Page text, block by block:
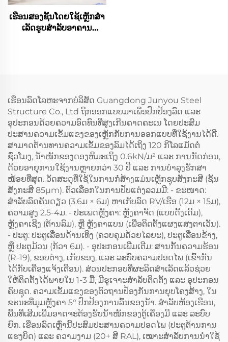
ເຮືອນສອງຊັ້ນໂດຍໃຊ້ເຫຼັກສໍາ
ເລັດຮູບສໍາລັບອາຄານ
ເຮືອນລົດໂລຫະຈາກບໍລິສັດ Guangdong Junyou Steel
Structure Co., Ltd ຖືກອອກແບບມາເພື່ອປົກປ້ອງລົດ ແລະ
ອຸປະກອນດ້ວຍຄວາມອົດທົນທີ່ສູງເກີນຄາດຄະເນ ໂດຍປະສົມ
ປະສານຄວາມເຂັ້ມແຂງຂອງເຫຼັກກັບການອອກແບບທີ່ໃຊ້ງານໄດ້ດີ.
ສາມາດຕ້ານທານຄວາມເຂັ້ມຂອງລົມໄດ້ເຖິງ 120 ກິໂລແມັດຕໍ່
ຊົ່ວໂມງ, ນ້ຳໜັກຂອງດອງຫິມະເຖິງ 0.6kN/ມ² ແລະ ການກັດກ່ອນ,
ດ້ວຍອາຍຸການໃຊ້ງານຫຼາຍກວ່າ 30 ປີ ແລະ ການບຳລຸງຮັກສາ
ໜ້ອຍທີ່ສຸດ. ວັດສະດຸທີ່ໃຊ້ໃນການກໍ່ສ້າງແມ່ນເຫຼັກຊຸບສັງກະສີ (ຊັ້ນ
ສັງກະສີ 85μm). ຕົວເລືອກໃນການປັບແຕ່ງລວມມີ: - ຂະໜາດ:
ສຳລັບລົດຄັນດຽວ (3.6ມ × 6ມ) ຫາເກັບລົດ RV/ເຮືອ (12ມ × 15ມ),
ຄວາມສູງ 2.5-4ມ. - ປະເພດຫຼັງຄາ: ຫຼັງຄາຈັດ (ແບບດັ້ງເດີມ),
ຫຼັງຄາເຊີງ (ຕ້ານລົມ), ຫຼື ຫຼັງຄາແບນ (ເພື່ອຕິດຕັ້ງແຜງແສງຕາເວັນ).
- ປະຕູ: ປະຕູເລື່ອນດ້ານເທິງ (ຄວບຄຸມດ້ວຍໄລຍະ), ປະຕູເລື່ອນຂ້າງ,
ຫຼື ປະຕູມ້ວນ (ກ້ວາ 6ມ). - ອຸປະກອນເພີ່ມເຕີມ: ສານກັ້ນຄວາມຮ້ອນ
(R-19), ຂອບຕ່າງ, ເກັບຂອງ, ແລະ ລະບົບຄວາມປອດໄພ (ເຂົ້າກັນ
ໄດ້ກັບເຄື່ອງແຈ້ງເຕືອນ). ສ່ວນປະກອບທີ່ຜະລິດສຳເລັດແລ້ວຊ່ວຍ
ໃຫ້ຕິດຕັ້ງໄດ້ພາຍໃນ 1-3 ມື້, ມີຮູເຈາະສຳລັບຕິດຕັ້ງ ແລະ ອຸປະກອນ
ຄົບຊຸດ. ຄວາມເຂັ້ມແຂງຂອງຕົວຖານປ້ອງກັນການຍຸບໂຄງສ້າງ, ໃນ
ຂະນະທີ່ມຸມຫຼັງຄາ 5° ປົກປ້ອງການລົ້ນຂອງນ້ຳ. ສຳລັບຫ້ອງເຮືອນ,
ພື້ນທີ່ເສີມເພີ່ມອາດຈະຕ້ອງຮັບນ້ຳໜັກຂອງຕູ້ເຄື່ອງມື ແລະ ລະບົບ
ຍົກ. ເຮືອນລົດເຫຼົ່ານີ້ປະສົມປະສານຄວາມປອດໄພ (ປະຕູຕ້ານການ
ແຮງບິດ) ແລະ ຄວາມງາມ (20+ ສີ RAL), ເໝາະສຳລັບການນຳໃຊ້